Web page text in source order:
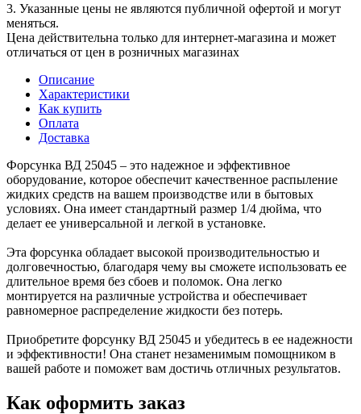
3. Указанные цены не являются публичной офертой и могут
меняться.
Цена действительна только для интернет-магазина и может
отличаться от цен в розничных магазинах
Описание
Характеристики
Как купить
Оплата
Доставка
Форсунка ВД 25045 – это надежное и эффективное
оборудование, которое обеспечит качественное распыление
жидких средств на вашем производстве или в бытовых
условиях. Она имеет стандартный размер 1/4 дюйма, что
делает ее универсальной и легкой в установке.
Эта форсунка обладает высокой производительностью и
долговечностью, благодаря чему вы сможете использовать ее
длительное время без сбоев и поломок. Она легко
монтируется на различные устройства и обеспечивает
равномерное распределение жидкости без потерь.
Приобретите форсунку ВД 25045 и убедитесь в ее надежности
и эффективности! Она станет незаменимым помощником в
вашей работе и поможет вам достичь отличных результатов.
Как оформить заказ